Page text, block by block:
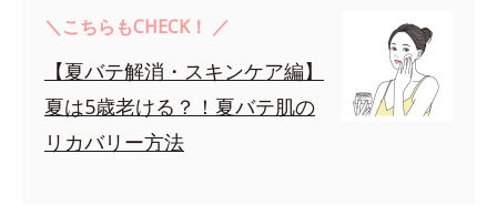
＼こちらもCHECK！ ／
【夏バテ解消・スキンケア編】
夏は5歳老ける？！夏バテ肌の
リカバリー方法